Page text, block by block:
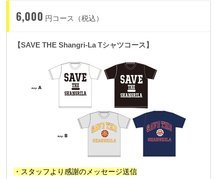
6,000 円コース（税込）
【SAVE THE Shangri-La Tシャツコース】
・スタッフより感謝のメッセージ送信